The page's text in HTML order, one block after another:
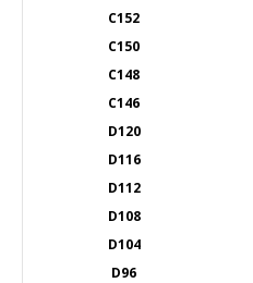
C152
C150
C148
C146
D120
D116
D112
D108
D104
D96